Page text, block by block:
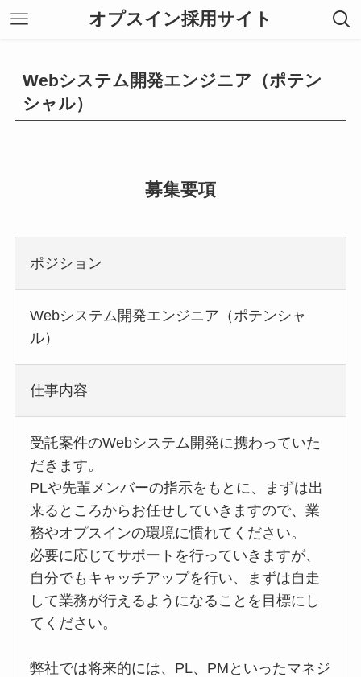
オプスイン採用サイト
Webシステム開発エンジニア（ポテン
シャル）
募集要項
ポジション
Webシステム開発エンジニア（ポテンシャ
ル）
仕事内容
受託案件のWebシステム開発に携わっていた
だきます。
PLや先輩メンバーの指示をもとに、まずは出
来るところからお任せしていきますので、業
務やオプスインの環境に慣れてください。
必要に応じてサポートを行っていきますが、
自分でもキャッチアップを行い、まずは自走
して業務が行えるようになることを目標にし
てください。
弊社では将来的には、PL、PMといったマネジ